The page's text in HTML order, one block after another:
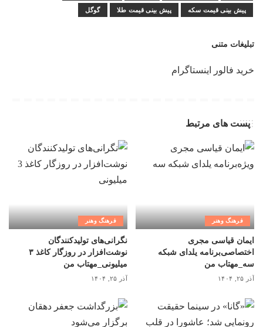
پیش بینی قیمت سکه پیش بینی قیمت طلا گوگل
تبلیغات متنی
خرید فالور اینستاگرام
پست های مرتبط
فرهنگ وهنر
ایمان قیاسی مجری
اختصاصی‌برنامه یلدای شبکه
سه_مهتاب من
آذر ۲۵, ۱۴۰۴
فرهنگ وهنر
نگرانی‌های تولیدکنندگان
نوشت‌افزار در روزگار کاغذ ۳
میلیونی_مهتاب من
آذر ۲۵, ۱۴۰۴